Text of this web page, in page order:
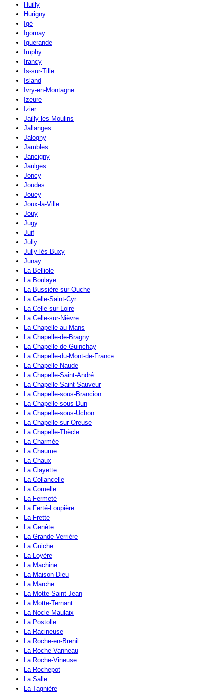
Huilly
Hurigny
Igé
Igornay
Iguerande
Imphy
Irancy
Is-sur-Tille
Island
Ivry-en-Montagne
Izeure
Izier
Jailly-les-Moulins
Jallanges
Jalogny
Jambles
Jancigny
Jaulges
Joncy
Joudes
Jouey
Joux-la-Ville
Jouy
Jugy
Juif
Jully
Jully-lès-Buxy
Junay
La Belliole
La Boulaye
La Bussière-sur-Ouche
La Celle-Saint-Cyr
La Celle-sur-Loire
La Celle-sur-Nièvre
La Chapelle-au-Mans
La Chapelle-de-Bragny
La Chapelle-de-Guinchay
La Chapelle-du-Mont-de-France
La Chapelle-Naude
La Chapelle-Saint-André
La Chapelle-Saint-Sauveur
La Chapelle-sous-Brancion
La Chapelle-sous-Dun
La Chapelle-sous-Uchon
La Chapelle-sur-Oreuse
La Chapelle-Thècle
La Charmée
La Chaume
La Chaux
La Clayette
La Collancelle
La Comelle
La Fermeté
La Ferté-Loupière
La Frette
La Genête
La Grande-Verrière
La Guiche
La Loyère
La Machine
La Maison-Dieu
La Marche
La Motte-Saint-Jean
La Motte-Ternant
La Nocle-Maulaix
La Postolle
La Racineuse
La Roche-en-Brenil
La Roche-Vanneau
La Roche-Vineuse
La Rochepot
La Salle
La Tagnière